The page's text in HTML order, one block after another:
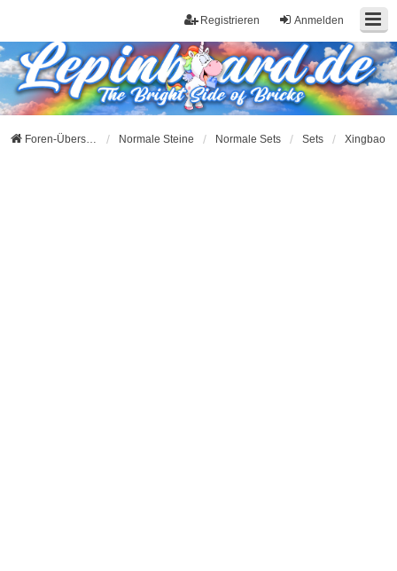
Anmelden
Registrieren
Foren-Übersicht Normale Steine Normale Sets Sets Xingbao